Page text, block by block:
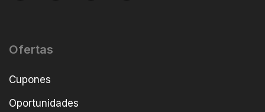
Ofertas
Cupones
Oportunidades